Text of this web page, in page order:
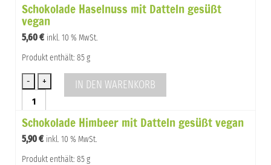
(80%)
mit
Datteln
gesüßt
vegan
Schokolade Haselnuss mit Datteln gesüßt
vegan
5,60€ inkl. 10 % MwSt.
Produkt enthält: 85 g
Schokolade
Haselnuss
mit
Datteln
gesüßt
vegan
IN DEN WARENKORB
Schokolade Himbeer mit Datteln gesüßt vegan
5,90€ inkl. 10 % MwSt.
Produkt enthält: 85 g